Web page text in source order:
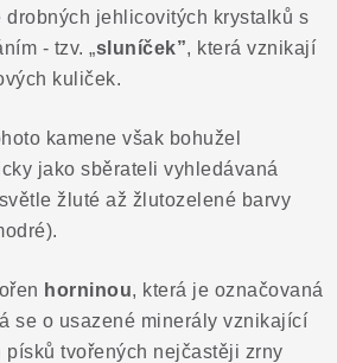
Puncovní značky
kamenů
reklamace
od smlouvy
drobných jehlicovitých krystalků s
- tzv. „sluníček”, která vznikají
kuliček.
kamene však bohužel
jako sběrateli vyhledávaná
světle žluté až žlutozelené barvy
horninou, která je označovaná
se o usazené minerály vznikající
tvořených nejčastěji zrny